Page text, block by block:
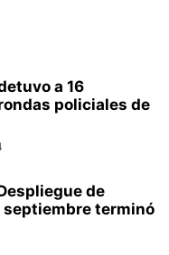
a 16
policiales de
de
terminó